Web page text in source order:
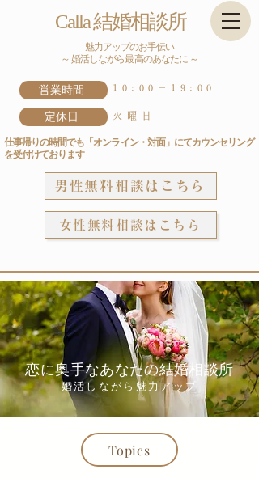
Calla 結婚相談所
魅力アップのお手伝い
～ 婚活しながら最高のあなたに ～
営業時間 10:00－19:00
定休日 火曜日
仕事帰りの時間でも「オンライン・対面」にてカウンセリング
を受付けております
男性無料相談はこちら
女性無料相談はこちら
恋に奥手なあなたの結婚相談所
婚活しながら魅力アップ
Topics